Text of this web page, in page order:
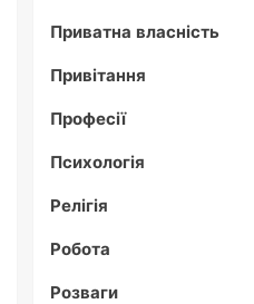
Приватна власність
Привітання
Професії
Психологія
Релігія
Робота
Розваги